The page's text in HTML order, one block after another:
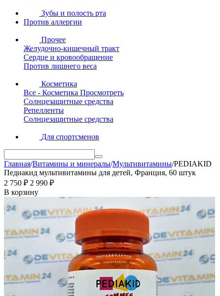
Зубы и полость рта
Против аллергии
Прочее
Желудочно-кишечный тракт
Сердце и кровообращение
Против лишнего веса
Косметика
Все - Косметика Просмотреть
Солнцезащитные средства
Репелленты
Солнцезащитные средства
Для спортсменов
Главная/Витамины и минералы/Мультивитамины/PEDIAKID
Педиакид мультивитамины для детей, Франция, 60 штук
2 750 ₽ 2 990 ₽
В корзину